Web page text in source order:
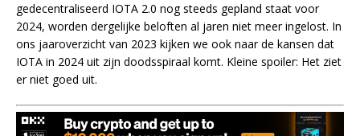
gedecentraliseerd IOTA 2.0 nog steeds gepland staat voor
2024, worden dergelijke beloften al jaren niet meer ingelost. In
ons jaaroverzicht van 2023 kijken we ook naar de kansen dat
IOTA in 2024 uit zijn doodsspiraal komt. Kleine spoiler: Het ziet
er niet goed uit.